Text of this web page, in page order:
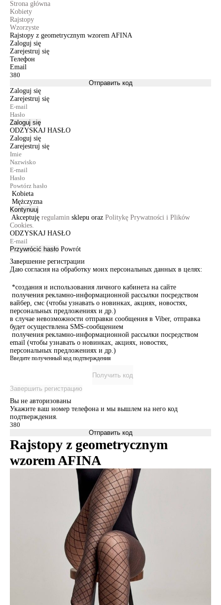
Strona główna
Kobiety
Rajstopy
Wzorzyste
Rajstopy z geometrycznym wzorem AFINA
Zaloguj się
Zarejestruj się
Телефон
Email
Отправить код
Zaloguj się
Zarejestruj się
Zaloguj się
ODZYSKAJ HASŁO
Zaloguj się
Zarejestruj się
Kobieta
Mężczyzna
Kontynuuj
Akceptuję regulamin sklepu oraz Politykę Prywatności i Plików
Cookies.
ODZYSKAJ HASŁO
Przywrócić hasło Powrót
Завершение регистрации
Даю согласия на обработку моих персональных данных в целях:
*создания и использования личного кабинета на сайте
получения рекламно-информационной рассылки посредством
вайбер, смс (чтобы узнавать о новинках, акциях, новостях,
персональных предложениях и др.)
в случае невозможности отправки сообщения в Viber, отправка
будет осуществлена SMS-сообщением
получения рекламно-информационной рассылки посредством
email (чтобы узнавать о новинках, акциях, новостях,
персональных предложениях и др.)
Введите полученный код подтверждения
Получить код
Завершить регистрацию
Вы не авторизованы
Укажите ваш номер телефона и мы вышлем на него код
подтверждения.
Отправить код
Rajstopy z geometrycznym
wzorem AFINA